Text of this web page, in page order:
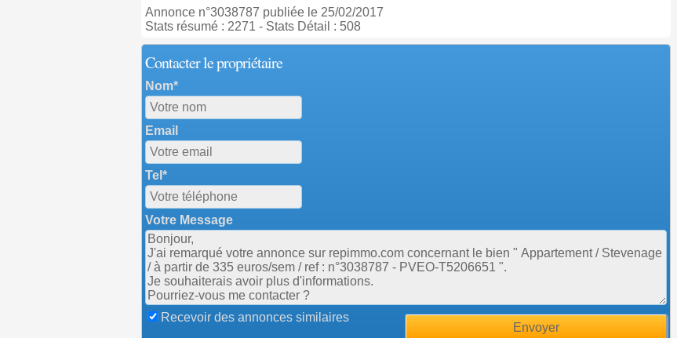
Annonce n°3038787 publiée le 25/02/2017
Stats résumé : 2271 - Stats Détail : 508
Contacter le propriétaire
Nom*
Email
Tel*
Votre Message
Recevoir des annonces similaires